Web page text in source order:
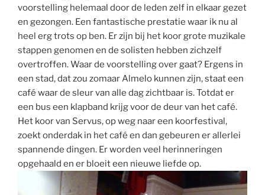
voorstelling helemaal door de leden zelf in elkaar gezet
en gezongen. Een fantastische prestatie waar ik nu al
heel erg trots op ben. Er zijn bij het koor grote muzikale
stappen genomen en de solisten hebben zichzelf
overtroffen. Waar de voorstelling over gaat? Ergens in
een stad, dat zou zomaar Almelo kunnen zijn, staat een
café waar de sleur van alle dag zichtbaar is. Totdat er
een bus een klapband krijg voor de deur van het café.
Het koor van Servus, op weg naar een koorfestival,
zoekt onderdak in het café en dan gebeuren er allerlei
spannende dingen. Er worden veel herinneringen
opgehaald en er bloeit een nieuwe liefde op.